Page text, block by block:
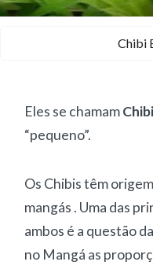
Chibi
Eles se chamam
“pequeno”.
Os Chibis têm
mangás . Uma das
ambos é a questão da
no Mangá as